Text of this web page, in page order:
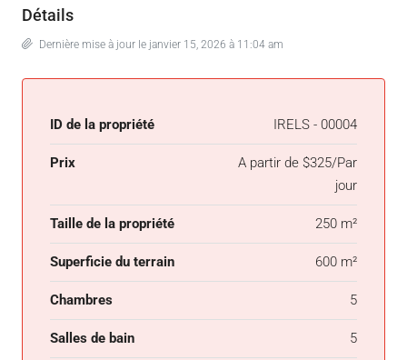
Détails
Dernière mise à jour le janvier 15, 2026 à 11:04 am
ID de la propriété IRELS - 00004
Prix A partir de $325/Par
jour
Taille de la propriété 250 m²
Superficie du terrain 600 m²
Chambres 5
Salles de bain 5